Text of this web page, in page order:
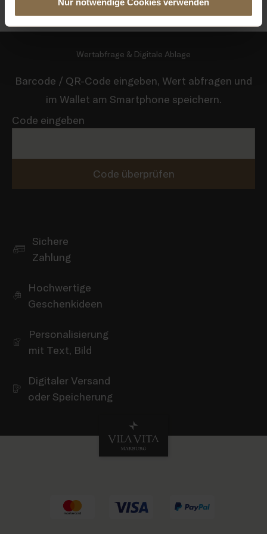
Wertabfrage & Digitale Ablage
Barcode / QR-Code eingeben, Wert abfragen und
im Wallet am Smartphone speichern.
Code eingeben
Code überprüfen
Sichere
Zahlung
Hochwertige
Geschenkideen
Personalisierung
mit Text, Bild
Digitaler Versand
oder Speicherung